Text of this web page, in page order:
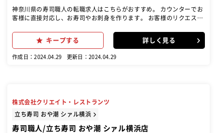
神奈川県の寿司職人の転職求人はこちらがおすすめ。 カウンターでお
客様に直接対応し、お寿司やお刺身を作ります。 お客様のリクエスト
や片付け、清掃などの店内業務にも従事します。チームワークを大切
にし、店舗全体の円滑な運営に貢献します。
キープする 詳しく見る
作成日：2024.04.29 更新日：2024.04.29
株式会社クリエイト・レストランツ
立ち寿司 おや潮 シァル横浜
寿司職人/立ち寿司 おや潮 シァル横浜店